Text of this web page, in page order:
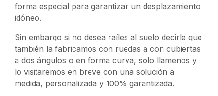
forma especial para garantizar un desplazamiento
idóneo.
Sin embargo si no desea raíles al suelo decirle que
también la fabricamos con ruedas a con cubiertas
a dos ángulos o en forma curva, solo llámenos y
lo visitaremos en breve con una solución a
medida, personalizada y 100% garantizada.